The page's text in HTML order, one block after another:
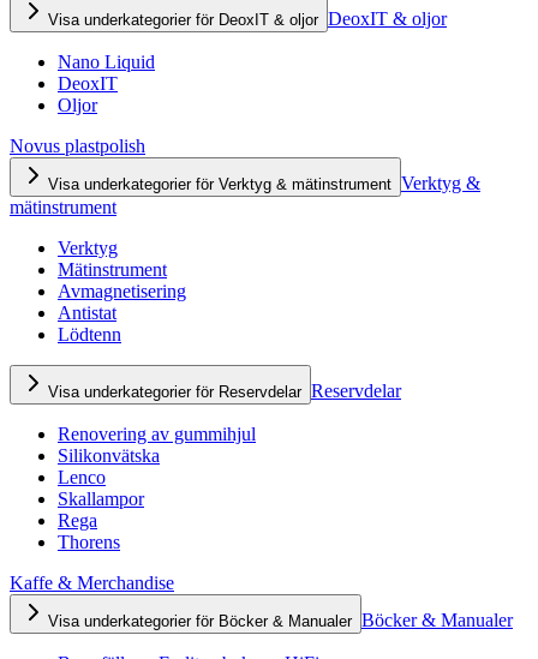
Visa underkategorier för DeoxIT & oljor DeoxIT & oljor
Nano Liquid
DeoxIT
Oljor
Novus plastpolish
Visa underkategorier för Verktyg & mätinstrument Verktyg &
mätinstrument
Verktyg
Mätinstrument
Avmagnetisering
Antistat
Lödtenn
Visa underkategorier för Reservdelar Reservdelar
Renovering av gummihjul
Silikonvätska
Lenco
Skallampor
Rega
Thorens
Kaffe & Merchandise
Visa underkategorier för Böcker & Manualer Böcker & Manualer